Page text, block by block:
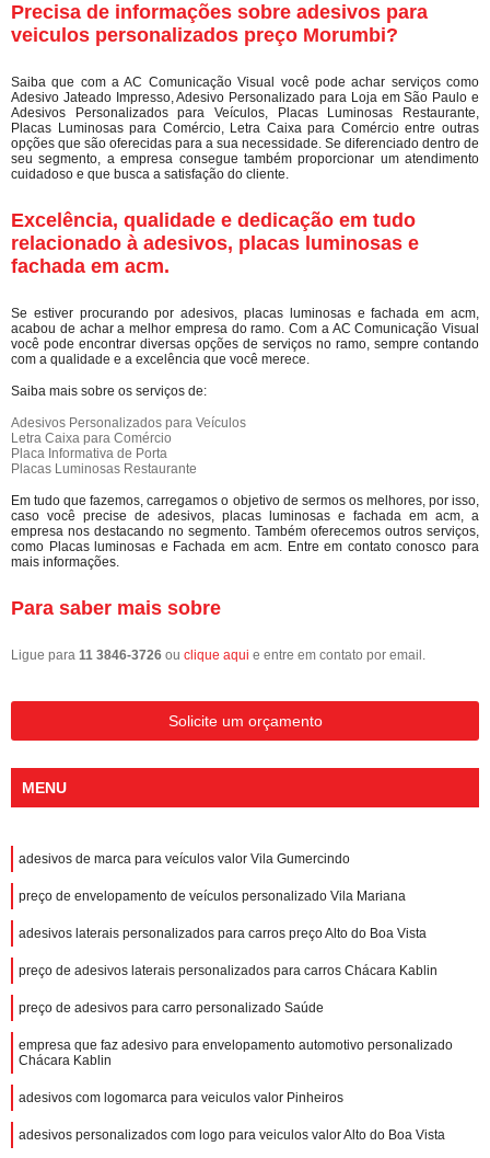
Precisa de informações sobre adesivos para
veiculos personalizados preço Morumbi?
Saiba que com a AC Comunicação Visual você pode achar serviços como
Adesivo Jateado Impresso, Adesivo Personalizado para Loja em São Paulo e
Adesivos Personalizados para Veículos, Placas Luminosas Restaurante,
Placas Luminosas para Comércio, Letra Caixa para Comércio entre outras
opções que são oferecidas para a sua necessidade. Se diferenciado dentro de
seu segmento, a empresa consegue também proporcionar um atendimento
cuidadoso e que busca a satisfação do cliente.
Excelência, qualidade e dedicação em tudo
relacionado à adesivos, placas luminosas e
fachada em acm.
Se estiver procurando por adesivos, placas luminosas e fachada em acm,
acabou de achar a melhor empresa do ramo. Com a AC Comunicação Visual
você pode encontrar diversas opções de serviços no ramo, sempre contando
com a qualidade e a excelência que você merece.
Saiba mais sobre os serviços de:
Adesivos Personalizados para Veículos
Letra Caixa para Comércio
Placa Informativa de Porta
Placas Luminosas Restaurante
Em tudo que fazemos, carregamos o objetivo de sermos os melhores, por isso,
caso você precise de adesivos, placas luminosas e fachada em acm, a
empresa nos destacando no segmento. Também oferecemos outros serviços,
como Placas luminosas e Fachada em acm. Entre em contato conosco para
mais informações.
Para saber mais sobre
Ligue para 11 3846-3726 ou clique aqui e entre em contato por email.
Solicite um orçamento
MENU
adesivos de marca para veículos valor Vila Gumercindo
preço de envelopamento de veículos personalizado Vila Mariana
adesivos laterais personalizados para carros preço Alto do Boa Vista
preço de adesivos laterais personalizados para carros Chácara Kablin
preço de adesivos para carro personalizado Saúde
empresa que faz adesivo para envelopamento automotivo personalizado
Chácara Kablin
adesivos com logomarca para veiculos valor Pinheiros
adesivos personalizados com logo para veiculos valor Alto do Boa Vista